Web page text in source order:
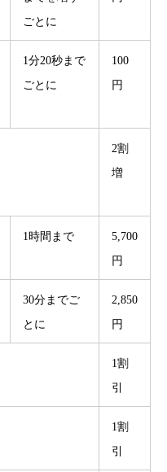
ごとに
1分20秒まで
ごとに
100
円
2割
増
1時間まで
5,700
円
30分までご
とに
2,850
円
1割
引
1割
引